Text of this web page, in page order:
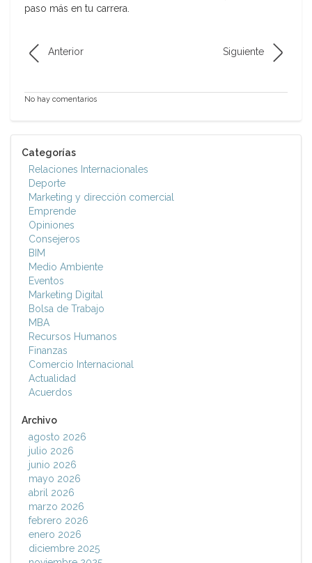
paso más en tu carrera.
Anterior Siguiente
No hay comentarios
Categorías
Relaciones Internacionales
Deporte
Marketing y dirección comercial
Emprende
Opiniones
Consejeros
BIM
Medio Ambiente
Eventos
Marketing Digital
Bolsa de Trabajo
MBA
Recursos Humanos
Finanzas
Comercio Internacional
Actualidad
Acuerdos
Archivo
agosto 2026
julio 2026
junio 2026
mayo 2026
abril 2026
marzo 2026
febrero 2026
enero 2026
diciembre 2025